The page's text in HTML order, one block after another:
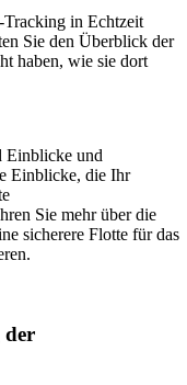
in Echtzeit
Sie den Überblick der
haben, wie sie dort
Einblicke und
Einblicke, die Ihr
Sie mehr über die
sicherere Flotte für das
der